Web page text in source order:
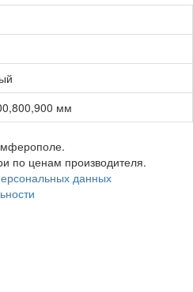
мм
по ценам производителя.
данных